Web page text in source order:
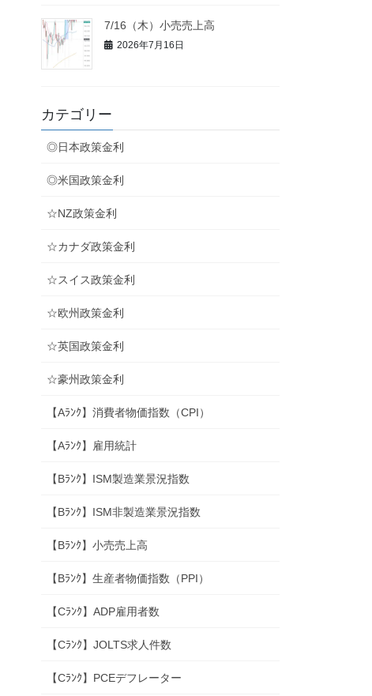
7/16（木）小売売上高
2026年7月16日
カテゴリー
◎日本政策金利
◎米国政策金利
☆NZ政策金利
☆カナダ政策金利
☆スイス政策金利
☆欧州政策金利
☆英国政策金利
☆豪州政策金利
【Aﾗﾝｸ】消費者物価指数（CPI）
【Aﾗﾝｸ】雇用統計
【Bﾗﾝｸ】ISM製造業景況指数
【Bﾗﾝｸ】ISM非製造業景況指数
【Bﾗﾝｸ】小売売上高
【Bﾗﾝｸ】生産者物価指数（PPI）
【Cﾗﾝｸ】ADP雇用者数
【Cﾗﾝｸ】JOLTS求人件数
【Cﾗﾝｸ】PCEデフレーター